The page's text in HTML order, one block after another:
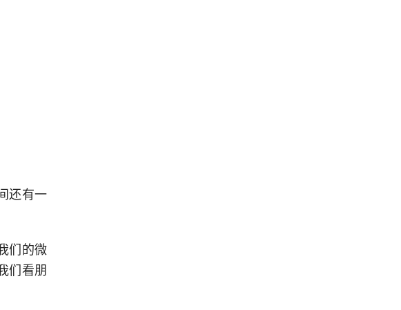
还有一
们的微
们看朋